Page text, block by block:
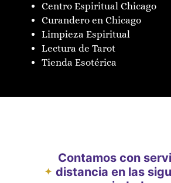
Centro Espiritual Chicago
Curandero en Chicago
Limpieza Espiritual
Lectura de Tarot
Tienda Esotérica
✦
Contamos con
distancia en las